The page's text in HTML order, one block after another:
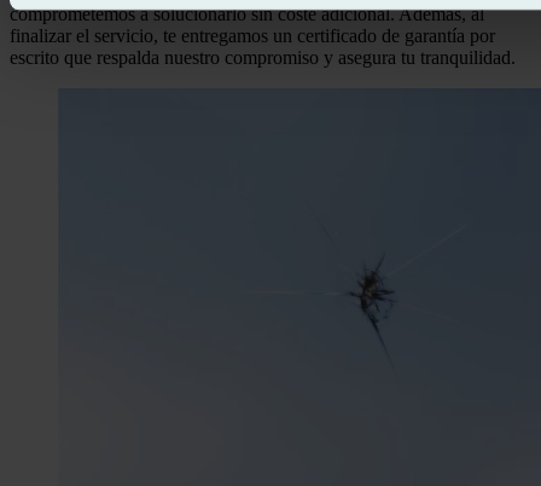
comprometemos a solucionarlo sin coste adicional. Además, al
finalizar el servicio, te entregamos un certificado de garantía por
escrito que respalda nuestro compromiso y asegura tu tranquilidad.